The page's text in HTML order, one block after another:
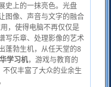
史上的一抹亮色。光盘
图像、声音与文字的融合
，使得电脑不再仅仅是
写乐章、处理影像的艺术
蓬勃生机，从任天堂的8
学习机，游戏与教育的
不仅丰富了大众的业余生